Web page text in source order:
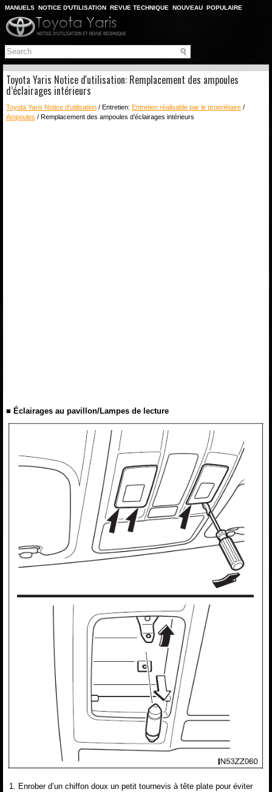
MANUELS NOTICE D'UTILISATION REVUE TECHNIQUE NOUVEAU POPULAIRE
PLAN DU SITE
CHERCHER
Toyota Yaris Notice d'utilisation: Remplacement des ampoules
d’éclairages intérieurs
Toyota Yaris Notice d'utilisation / Entretien: Entretien réalisable par le propriétaire /
Ampoules / Remplacement des ampoules d’éclairages intérieurs
■ Éclairages au pavillon/Lampes de lecture
Enrober d’un chiffon doux un petit tournevis à tête plate pour éviter